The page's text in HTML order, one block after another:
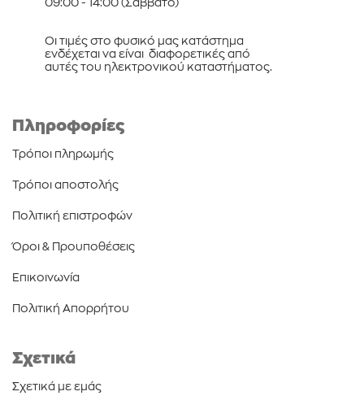
Οι τιμές στο φυσικό μας κατάστημα
ενδέχεται να είναι διαφορετικές από
αυτές του ηλεκτρονικού καταστήματος.
Πληροφορίες
Τρόποι πληρωμής
Τρόποι αποστολής
Πολιτική επιστροφών
Όροι & Προυποθέσεις
Επικοινωνία
Πολιτική Απορρήτου
Σχετικά
Σχετικά με εμάς